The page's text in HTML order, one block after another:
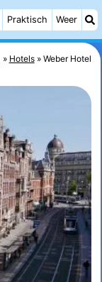
Praktisch Weer
Hotels Weber Hotel